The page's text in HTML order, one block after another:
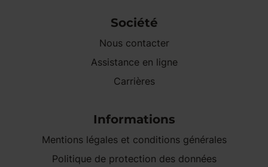
Société
Nous contacter
Assistance en ligne
Carrières
Informations
Mentions légales et conditions générales
Politique de protection des données